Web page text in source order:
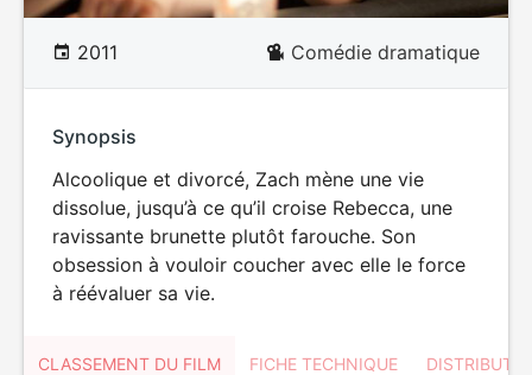
2011 Comédie dramatique
Synopsis
Alcoolique et divorcé, Zach mène une vie
dissolue, jusqu’à ce qu’il croise Rebecca, une
ravissante brunette plutôt farouche. Son
obsession à vouloir coucher avec elle le force
à réévaluer sa vie.
CLASSEMENT DU FILM FICHE TECHNIQUE